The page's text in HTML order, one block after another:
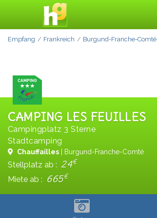
Empfang Frankreich Burgund-Franche-Comté
CAMPING LES FEUILLES
Campingplatz 3 Sterne
Stadtcamping
Chauffailles | Burgund-Franche-Comté
Stellplatz ab : 24€
Miete ab : 665€